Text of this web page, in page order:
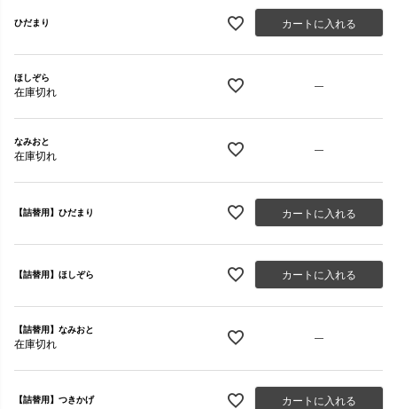
ひだまり カートに入れる
ほしぞら
在庫切れ
—
なみおと
在庫切れ
—
【詰替用】ひだまり カートに入れる
【詰替用】ほしぞら カートに入れる
【詰替用】なみおと
在庫切れ
—
【詰替用】つきかげ カートに入れる